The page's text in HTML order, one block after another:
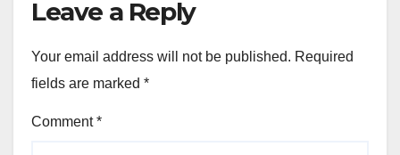
Leave a Reply
Your email address will not be published. Required
fields are marked *
Comment*